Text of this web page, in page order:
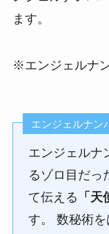
ます。
※エンジェルナ
エンジェルナン
エンジェルナ
るゾロ目だっ
て伝える 「
す。 数秘術